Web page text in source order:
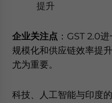
提升
企业关注点 ：GST 2.0
规模化和供应链效率提
尤为重要。
科技、人工智能与印度